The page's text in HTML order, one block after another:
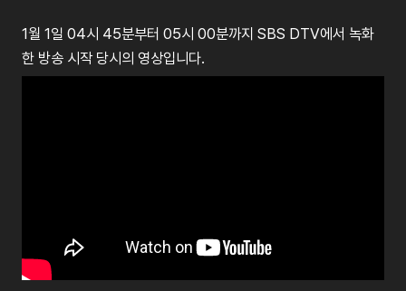
1월 1일 04시 45분부터 05시 00분까지 SBS DTV에서 녹화
한 방송 시작 당시의 영상입니다.